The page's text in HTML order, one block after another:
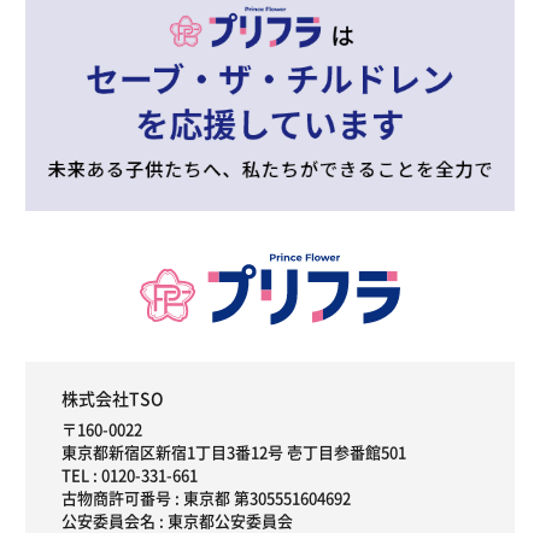
株式会社TSO
〒160-0022
東京都新宿区新宿1丁目3番12号 壱丁目参番館501
TEL : 0120-331-661
古物商許可番号 : 東京都 第305551604692
公安委員会名 : 東京都公安委員会